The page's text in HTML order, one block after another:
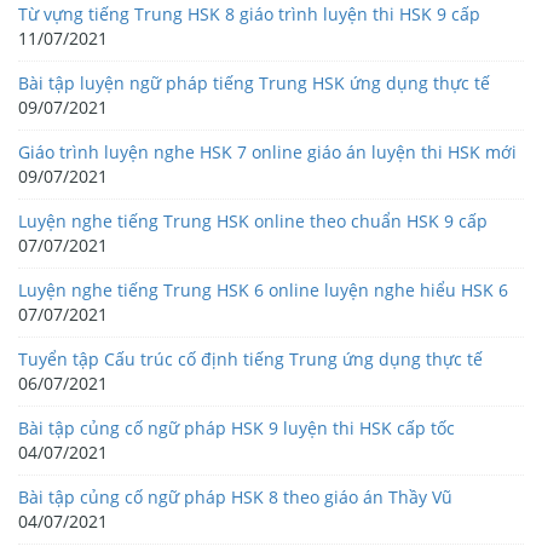
Từ vựng tiếng Trung HSK 8 giáo trình luyện thi HSK 9 cấp
11/07/2021
Bài tập luyện ngữ pháp tiếng Trung HSK ứng dụng thực tế
09/07/2021
Giáo trình luyện nghe HSK 7 online giáo án luyện thi HSK mới
09/07/2021
Luyện nghe tiếng Trung HSK online theo chuẩn HSK 9 cấp
07/07/2021
Luyện nghe tiếng Trung HSK 6 online luyện nghe hiểu HSK 6
07/07/2021
Tuyển tập Cấu trúc cố định tiếng Trung ứng dụng thực tế
06/07/2021
Bài tập củng cố ngữ pháp HSK 9 luyện thi HSK cấp tốc
04/07/2021
Bài tập củng cố ngữ pháp HSK 8 theo giáo án Thầy Vũ
04/07/2021